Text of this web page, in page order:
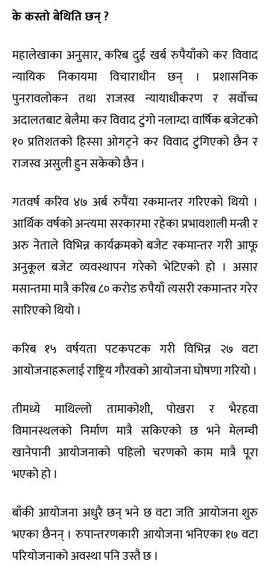
के कस्तो बेथिति छन् ?
महालेखाका अनुसार, करिब दुई खर्ब रुपैयाँको कर विवाद
न्यायिक निकायमा विचाराधीन छन् । प्रशासनिक
पुनरावलोकन तथा राजस्व न्यायाधीकरण र सर्वोच्च
अदालतबाट बेलैमा कर विवाद टुंगो नलाग्दा वार्षिक बजेटको
१० प्रतिशतको हिस्सा ओगट्ने कर विवाद टुंगिएको छैन र
राजस्व असुली हुन सकेको छैन ।
गतवर्ष करिव ४७ अर्ब रुपैंया रकमान्तर गरिएको थियो ।
आर्थिक वर्षको अन्त्यमा सरकारमा रहेका प्रभावशाली मन्त्री र
अरु नेताले विभिन्न कार्यक्रमको बजेट रकमान्तर गरी आफू
अनुकूल बजेट व्यवस्थापन गरेको भेटिएको हो । असार
मसान्तमा मात्रै करिब ८० करोड रुपैयाँ त्यसरी रकमान्तर गरेर
सारिएको थियो ।
करिब १५ वर्षयता पटकपटक गरी विभिन्न २७ वटा
आयोजनाहरूलाई राष्ट्रिय गौरवको आयोजना घोषणा गरियो ।
तीमध्ये माथिल्लो तामाकोशी, पोखरा र भैरहवा
विमानस्थलको निर्माण मात्रै सकिएको छ भने मेलम्ची
खानेपानी आयोजनाको पहिलो चरणको काम मात्रै पूरा
भएको हो ।
बाँकी आयोजना अधुरै छन् भने छ वटा जति आयोजना शुरु
भएका छैनन् । रुपान्तरणकारी आयोजना भनिएका १७ वटा
परियोजनाको अवस्था पनि उस्तै छ ।